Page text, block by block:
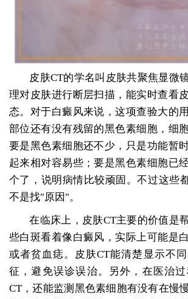
皮肤CT的学名叫皮肤共聚焦显微
理对皮肤进行断层扫描，能实时查看
态。对于白癜风来说，这项查验大的
部位还有没有残留的黑色素细胞，细
要是黑色素细胞还不少，只是功能暂
起来相对容易些；要是黑色素细胞已
个了，说明病情比较顽固。不过这些
不是找"原因"。
在临床上，皮肤CT主要的价值是
些白斑看着像白癜风，实际上可能是
或者贫血痣。皮肤CT能清楚显示不
征，避免误诊误治。另外，在医治
CT，还能监测黑色素细胞有没有在慢